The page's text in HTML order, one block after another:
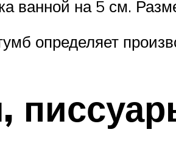
ванной на 5 см.
определяет